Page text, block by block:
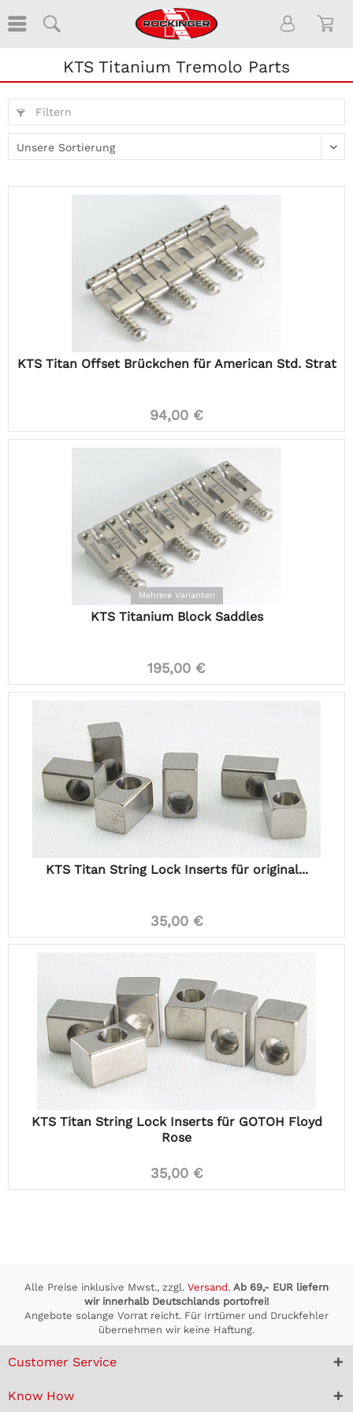
KTS Titanium Tremolo Parts
Filtern
KTS Titan Offset Brückchen für American Std. Strat
94,00 €
Mehrere Varianten
KTS Titanium Block Saddles
195,00 €
KTS Titan String Lock Inserts für original...
35,00 €
KTS Titan String Lock Inserts für GOTOH Floyd
Rose
35,00 €
Alle Preise inklusive Mwst., zzgl. Versand. Ab 69,- EUR liefern
wir innerhalb Deutschlands portofrei!
Angebote solange Vorrat reicht. Für Irrtümer und Druckfehler
übernehmen wir keine Haftung.
Customer Service
Know How